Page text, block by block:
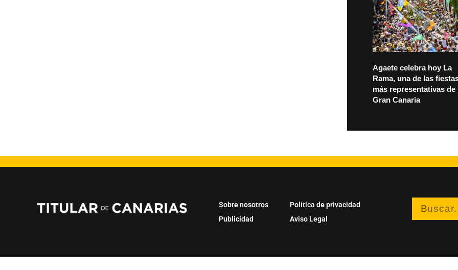
Agaete celebra hoy La
Rama, una de las
más representativas de
Gran Canaria
Sobre nosotros
Publicidad
Política de privacidad
Aviso Legal